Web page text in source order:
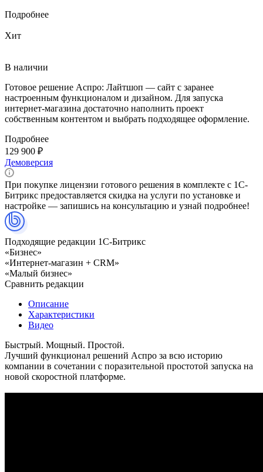
Подробнее
Хит
В наличии
Готовое решение Аспро: Лайтшоп — сайт с заранее
настроенным функционалом и дизайном. Для запуска
интернет-магазина достаточно наполнить проект
собственным контентом и выбрать подходящее оформление.
Подробнее
129 900 ₽
Демоверсия
При покупке лицензии готового решения в комплекте с 1С-
Битрикс предоставляется скидка на услуги по установке и
настройке — запишись на консультацию и узнай подробнее!
Подходящие редакции 1С-Битрикс
«Бизнес»
«Интернет-магазин + CRM»
«Малый бизнес»
Сравнить редакции
Описание
Характеристики
Видео
Быстрый. Мощный. Простой.
Лучший функционал решений Аспро за всю историю
компании в сочетании с поразительной простотой запуска на
новой скоростной платформе.